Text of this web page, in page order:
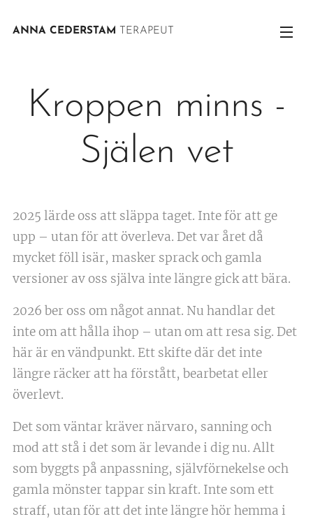
ANNA CEDERSTAM TERAPEUT
Kroppen minns -
Själen vet
2025 lärde oss att släppa taget. Inte för att ge
upp – utan för att överleva. Det var året då
mycket föll isär, masker sprack och gamla
versioner av oss själva inte längre gick att bära.
2026 ber oss om något annat. Nu handlar det
inte om att hålla ihop – utan om att resa sig. Det
här är en vändpunkt. Ett skifte där det inte
längre räcker att ha förstått, bearbetat eller
överlevt.
Det som väntar kräver närvaro, sanning och
mod att stå i det som är levande i dig nu. Allt
som byggts på anpassning, självförnekelse och
gamla mönster tappar sin kraft. Inte som ett
straff, utan för att det inte längre hör hemma i